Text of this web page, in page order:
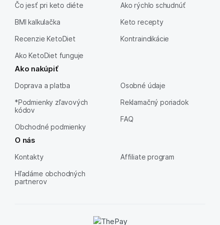
Čo jesť pri keto diéte
BMI kalkulačka
Recenzie KetoDiet
Ako KetoDiet funguje
Ako rýchlo schudnúť
Keto recepty
Kontraindikácie
Ako nakúpiť
Doprava a platba
*Podmienky zľavových
kódov
Obchodné podmienky
Osobné údaje
Reklamačný poriadok
FAQ
O nás
Kontakty
Hľadáme obchodných
partnerov
Affiliate program